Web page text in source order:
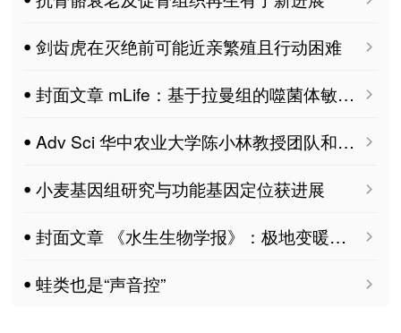
ꔷ 剑齿虎在灭绝前可能近亲繁殖且行动困难
ꔷ 封面文章 mLife：基于拉曼组的噬菌体敏感性快检技术
ꔷ Adv Sci 华中农业大学陈小林教授团队和中国热科院环植所陈灯副研究员合作揭示Pan2-Pan3复合体介导的去腺苷酸化调控稻瘟菌致病的新机制
ꔷ 小麦基因组研究与功能基因定位获进展
ꔷ 封面文章 《水生生物学报》：极地变暖，南极磷虾还能存够“过冬粮”吗？
ꔷ 蛙类也是“声音控”